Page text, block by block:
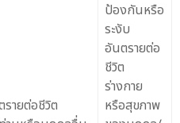
ายต่อชีวิต
ป้องกันหรือ
ระงับ
อันตรายต่อ
ชีวิต
ร่างกาย
หรือสุขภาพ